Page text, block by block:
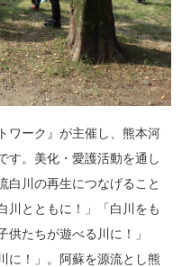
ワーク』が主催し、熊本河
す。美化・愛護活動を通し
白川の再生につなげること
川とともに！」「白川をも
供たちが遊べる川に！」
に！」。阿蘇を源流とし熊